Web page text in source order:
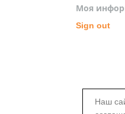
Моя
Sign out
Наш